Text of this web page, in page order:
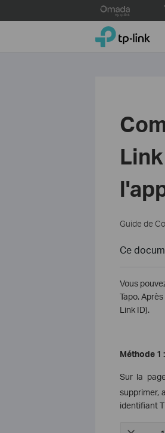
to
TP-Link, Reliably
Guide de
Ce
Vous
Tapo.
Link ID).
Méthode 1
Sur la
supprimer,
identifiant